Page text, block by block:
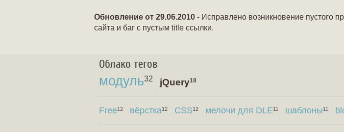
Обновление от 29.06.2010 - Исправлено возникновение пустого
сайта и баг с пустым title ссылки.
Облако тегов
модуль32 jQuery18
Free12 вёрстка12 CSS12 мелочи для DLE11 шаблоны11